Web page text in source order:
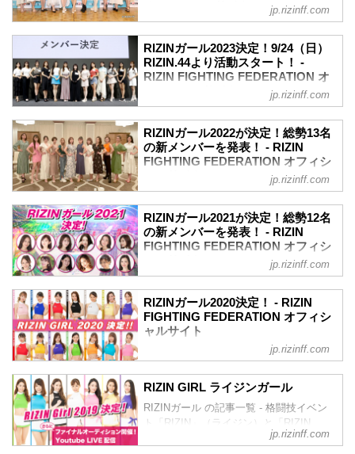
る「RIZINガール2025」のメンバーが決
定したぞ！
応募総数約400名の中から、一次、二次審
んと11名！彼女たちの初舞台は、来年
2025年1月からスタート！
リングを華麗に彩る「RIZINガール
2025」を、みんなで応援しよう！
RIZINガール2025 任期
2025年1月1日〜2025年12月31日（予定）
RIZINガール2025 メンバー（集合写真左
から）
大川理子（おおかわ りこ）
大川理子（おお...
jp.rizinff.com
RIZINガール2023決定！9/24（日）
RIZIN.44より活動スタート！ -
RIZIN FIGHTING FEDERATION オ
る「RIZINガール2023」のメンバーが決
定したぞ！これまでのRIZINガールのコン
セプトから一転、「歌」と「ダンス」を
選ばれた「RIZINガール2023」。
応募総数約500人の中から、1・2・3次審
査、そして最終審査を通過し、ライブ配
信で行われた最終オーディションを通過
したのは、なんと13名！
彼女たちの初舞台は、9月24日（日）さい
たまスーパーアリーナで開催される
RIZIN.44だ！リングを華麗に彩るR...
jp.rizinff.com
RIZINガール2022が決定！総勢13名
の新メンバーを発表！ - RIZIN
FIGHTING FEDERATION オフィシ
る「RIZINガール2022」のメンバーが決
定したぞ！
RIZIN公式投票オーディション、LINE
タウンのそれぞれ予選・決勝を勝ち抜
き、最終オーディションで選ばれた計13
名が「RIZINガール2022」として活躍す
ることとなった！
彼女たちの初舞台は、9月の予定だ！リン
グを華麗に彩るRIZINガール2022を、み
んなで応援しよう！
RIZINガール2022 メンバー紹介
荒井つかさ
荒井つかさ
荒井つ...
jp.rizinff.com
RIZINガール2021が決定！総勢12名
の新メンバーを発表！ - RIZIN
FIGHTING FEDERATION オフィシ
る「RIZINガール2021」のメンバーが決
定したぞ！
【17LIVE×RIZIN RIZINガールオーディシ
MISSCON 2021の合格者2名に加え、審査
員特別賞、主催者推薦枠を含めた計12名
が「RIZINガール2021」として活躍する
こととなった。
彼女たちの初舞台は、9月19日（土）にさ
いたまスーパーアリーナで開催される
Yogibo presents RIZIN.30のリングだ！リ
jp.rizinff.com
RIZINガール2020決定！ - RIZIN
FIGHTING FEDERATION オフィシ
ャルサイト
RIZINガール2020のメンバーが決定！熾
ーは計14名。初舞台は8月9日/10日にぴあ
アリーナMMにて開催される
RIZIN.22/RIZIN.23！リングを華麗に彩る
RIZINガール2020を応援しよう！
jp.rizinff.com
RIZIN GIRL ライジンガール
RIZINガール の記事一覧 - 格闘技イベン
ト「RIZIN」（ライジン）と「RIZIN
FIGHTING FEDERATION」（ライジン
jp.rizinff.com